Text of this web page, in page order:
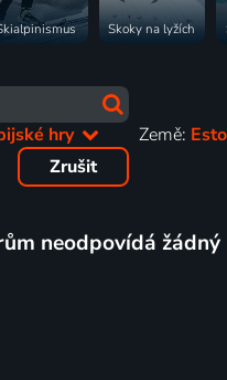
Skoky na lyžích
hry Země:
Zrušit
neodpovídá žádný